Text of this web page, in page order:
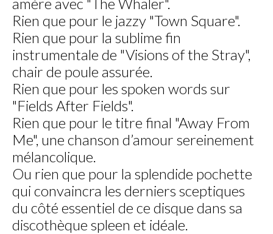
Rien que pour le jazzy "Town Square".
Rien que pour la sublime fin
instrumentale de "Visions of the Stray",
chair de poule assurée.
Rien que pour les spoken words sur
"Fields After Fields".
Rien que pour le titre final "Away From
Me", une chanson d’amour sereinement
mélancolique.
Ou rien que pour la splendide pochette
qui convaincra les derniers sceptiques
du côté essentiel de ce disque dans sa
discothèque spleen et idéale.